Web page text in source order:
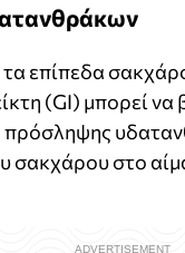
επίπεδα
(GI) μπορεί
σακχάρου στο